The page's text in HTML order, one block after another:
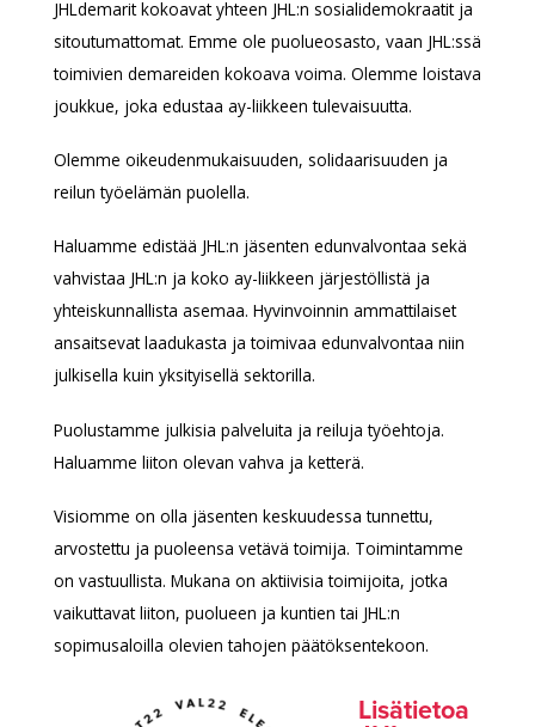
JHLdemarit kokoavat yhteen JHL:n sosialidemokraatit ja
sitoutumattomat. Emme ole puolueosasto, vaan JHL:ssä
toimivien demareiden kokoava voima. Olemme loistava
joukkue, joka edustaa ay-liikkeen tulevaisuutta.
Olemme oikeudenmukaisuuden, solidaarisuuden ja
reilun työelämän puolella.
Haluamme edistää JHL:n jäsenten edunvalvontaa sekä
vahvistaa JHL:n ja koko ay-liikkeen järjestöllistä ja
yhteiskunnallista asemaa. Hyvinvoinnin ammattilaiset
ansaitsevat laadukasta ja toimivaa edunvalvontaa niin
julkisella kuin yksityisellä sektorilla.
Puolustamme julkisia palveluita ja reiluja työehtoja.
Haluamme liiton olevan vahva ja ketterä.
Visiomme on olla jäsenten keskuudessa tunnettu,
arvostettu ja puoleensa vetävä toimija. Toimintamme
on vastuullista. Mukana on aktiivisia toimijoita, jotka
vaikuttavat liiton, puolueen ja kuntien tai JHL:n
sopimusaloilla olevien tahojen päätöksentekoon.
Lisätietoa